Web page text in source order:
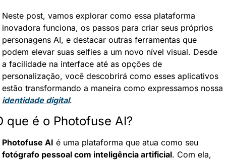
Neste post, vamos explorar como essa plataforma
inovadora funciona, os passos para criar seus próprios
personagens AI, e destacar outras ferramentas que
podem elevar suas selfies a um novo nível visual. Desde
a facilidade na interface até as opções de
personalização, você descobrirá como esses aplicativos
identidade digital.
que é o Photofuse AI?
Photofuse AI
fotógrafo pessoal com inteligência artificial. Com ela,